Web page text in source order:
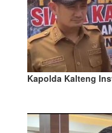
Kapolda Kalteng